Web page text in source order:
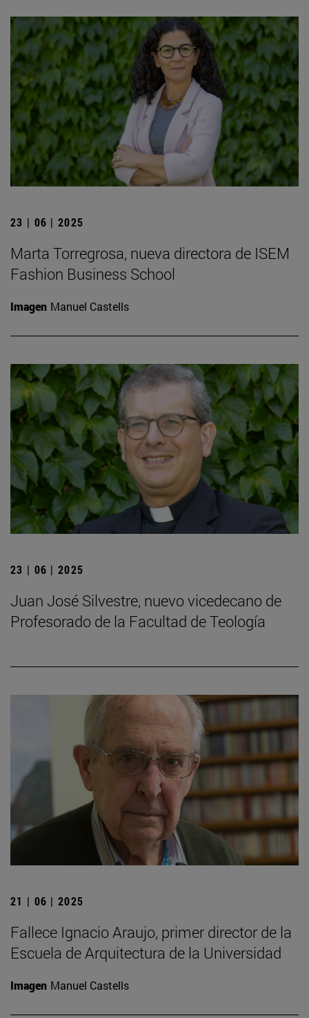
23 | 06 | 2025
Marta Torregrosa, nueva directora de ISEM
Fashion Business School
Imagen Manuel Castells
23 | 06 | 2025
Juan José Silvestre, nuevo vicedecano de
Profesorado de la Facultad de Teología
21 | 06 | 2025
Fallece Ignacio Araujo, primer director de la
Escuela de Arquitectura de la Universidad
Imagen Manuel Castells